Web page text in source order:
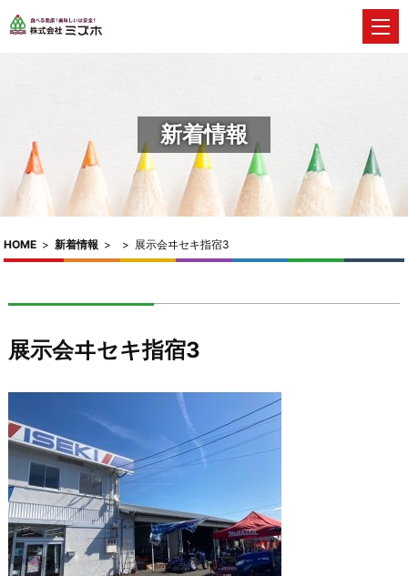
新着情報
HOME > 新着情報 > > 展示会ヰセキ指宿3
展示会ヰセキ指宿3